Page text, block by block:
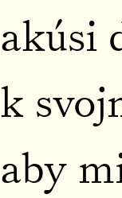
akúsi
k
aby